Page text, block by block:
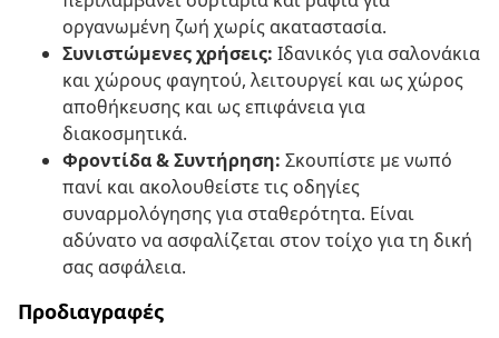
οργανωμένη ζωή χωρίς ακαταστασία.
Συνιστώμενες χρήσεις: Ιδανικός για σαλονάκια
και χώρους φαγητού, λειτουργεί και ως χώρος
αποθήκευσης και ως επιφάνεια για
διακοσμητικά.
Φροντίδα & Συντήρηση: Σκουπίστε με νωπό
πανί και ακολουθείστε τις οδηγίες
συναρμολόγησης για σταθερότητα. Είναι
αδύνατο να ασφαλίζεται στον τοίχο για τη δική
σας ασφάλεια.
Προδιαγραφές